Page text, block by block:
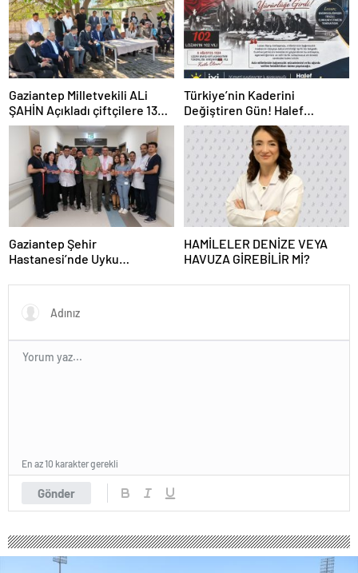
Gaziantep Milletvekili ALi
ŞAHİN Açıkladı çiftçilere 132
Milyon TL acil destek!
Türkiye’nin Kaderini
Değiştiren Gün! Halef
Bilgiç’ten Lozan’ın Yıl
Dönümünde Anlamlı Mesaj!
Gaziantep Şehir
Hastanesi’nde Uyku
Hizmete Açıldı
HAMİLELER DENİZE VEYA
HAVUZA GİREBİLİR Mİ?
Gönder
En az 10 karakter gerekli